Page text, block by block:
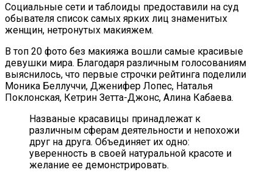
Социальные сети и таблоиды предоставили на суд
обывателя список самых ярких лиц знаменитых
женщин, нетронутых макияжем.
В топ 20 фото без макияжа вошли самые красивые
девушки мира. Благодаря различным голосованиям
выяснилось, что первые строчки рейтинга поделили
Моника Беллуччи, Дженифер Лопес, Наталья
Поклонская, Кетрин Зетта-Джонс, Алина Кабаева.
Названые красавицы принадлежат к
различным сферам деятельности и непохожи
друг на друга. Объединяет их одно:
уверенность в своей натуральной красоте и
желание ее демонстрировать.